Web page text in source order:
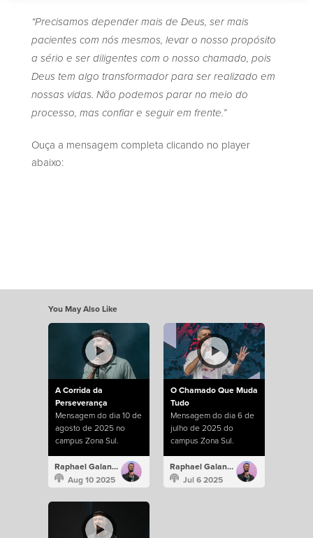
“Precisamos depender mais de Deus, ser mais
pacientes com nós mesmos, levar o nosso propósito
a sério e ser diligentes com o nosso chamado, pois
Deus tem algo transformador para ser realizado em
nossas vidas. Não podemos parar no meio do
processo, mas confiar e seguir em frente.”
Ouça a mensagem completa clicando no player
abaixo:
You May Also Like
A Corrida da
Perseverança
Mensagem do dia 10 de
agosto de 2025 no
campus Zona Sul.
Raphael Galante
Aug 10 2025
O Chamado Que Muda
Tudo
Mensagem do dia 6 de
julho de 2025 do
campus Zona Sul.
Raphael Galante
Jul 6 2025